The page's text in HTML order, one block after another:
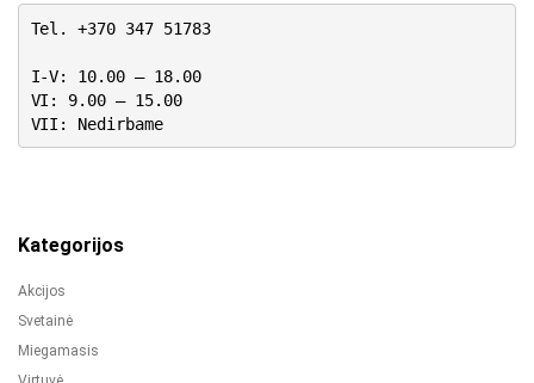
Tel. +370 347 51783
I-V: 10.00 – 18.00
VI: 9.00 – 15.00
VII: Nedirbame
Kategorijos
Akcijos
Svetainė
Miegamasis